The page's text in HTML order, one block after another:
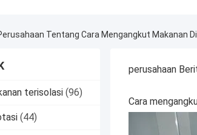
Tentang Cara Mengangkut Makanan
terisolasi (96)
(44)
perusahaan
Cara